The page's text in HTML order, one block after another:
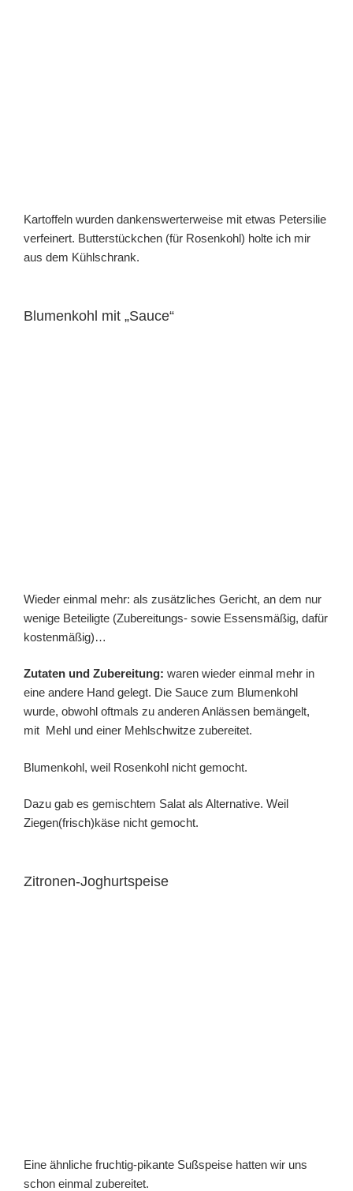
Kartoffeln wurden dankenswerterweise mit etwas Petersilie
verfeinert. Butterstückchen (für Rosenkohl) holte ich mir
aus dem Kühlschrank.
Blumenkohl mit „Sauce“
Wieder einmal mehr: als zusätzliches Gericht, an dem nur
wenige Beteiligte (Zubereitungs- sowie Essensmäßig, dafür
kostenmäßig)…
Zutaten und Zubereitung: waren wieder einmal mehr in
eine andere Hand gelegt. Die Sauce zum Blumenkohl
wurde, obwohl oftmals zu anderen Anlässen bemängelt,
mit Mehl und einer Mehlschwitze zubereitet.
Blumenkohl, weil Rosenkohl nicht gemocht.
Dazu gab es gemischtem Salat als Alternative. Weil
Ziegen(frisch)käse nicht gemocht.
Zitronen-Joghurtspeise
Eine ähnliche fruchtig-pikante Sußspeise hatten wir uns
schon einmal zubereitet.